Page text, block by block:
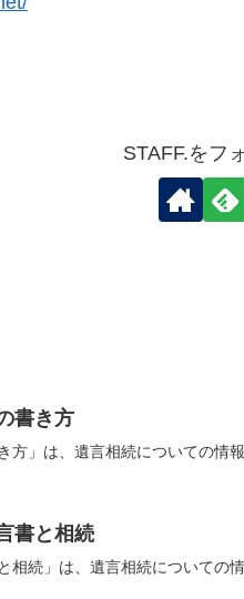
STAFF.をフ
書き方
方」は、遺言相続についての
書と相続
相続」は、遺言相続について